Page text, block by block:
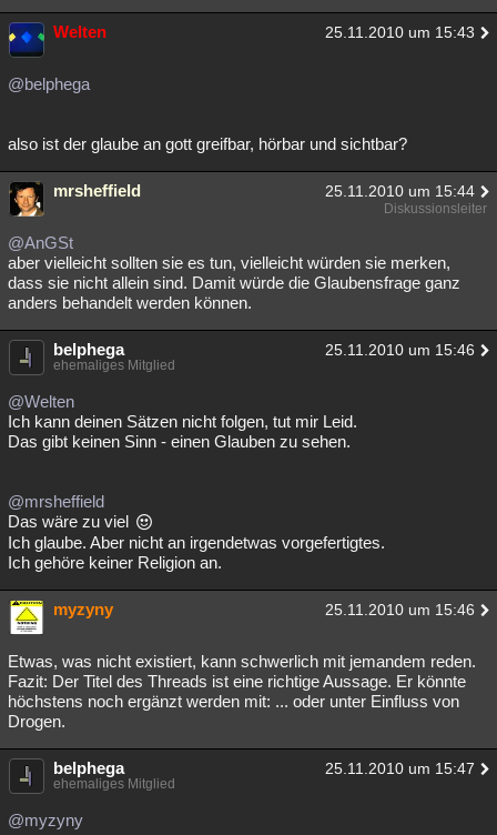
Welten 25.11.2010 um 15:43
@belphega
also ist der glaube an gott greifbar, hörbar und sichtbar?
mrsheffield 25.11.2010 um 15:44
Diskussionsleiter
@AnGSt
aber vielleicht sollten sie es tun, vielleicht würden sie merken,
dass sie nicht allein sind. Damit würde die Glaubensfrage ganz
anders behandelt werden können.
belphega 25.11.2010 um 15:46
ehemaliges Mitglied
@Welten
Ich kann deinen Sätzen nicht folgen, tut mir Leid.
Das gibt keinen Sinn - einen Glauben zu sehen.
@mrsheffield
Das wäre zu viel
Ich glaube. Aber nicht an irgendetwas vorgefertigtes.
Ich gehöre keiner Religion an.
myzyny 25.11.2010 um 15:46
Etwas, was nicht existiert, kann schwerlich mit jemandem reden.
Fazit: Der Titel des Threads ist eine richtige Aussage. Er könnte
höchstens noch ergänzt werden mit: ... oder unter Einfluss von
Drogen.
belphega 25.11.2010 um 15:47
ehemaliges Mitglied
@myzyny